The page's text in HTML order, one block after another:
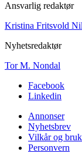
Ansvarlig redaktør
Kristina Fritsvold
Nyhetsredaktør
Tor M. Nondal
Facebook
Linkedin
Annonser
Nyhetsbrev
Vilkår og
Personvern